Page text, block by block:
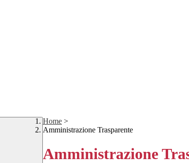
Home >
Amministrazione Trasparente
Amministrazione